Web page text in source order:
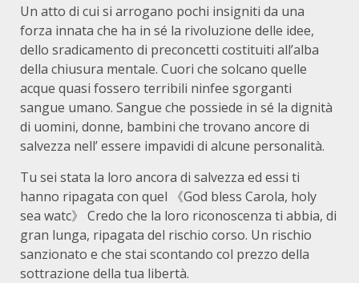
Un atto di cui si arrogano pochi insigniti da una
forza innata che ha in sé la rivoluzione delle idee,
dello sradicamento di preconcetti costituiti all’alba
della chiusura mentale. Cuori che solcano quelle
acque quasi fossero terribili ninfee sgorganti
sangue umano. Sangue che possiede in sé la dignità
di uomini, donne, bambini che trovano ancore di
salvezza nell’ essere impavidi di alcune personalità.
Tu sei stata la loro ancora di salvezza ed essi ti
hanno ripagata con quel 《God bless Carola, holy
sea watc》 Credo che la loro riconoscenza ti abbia, di
gran lunga, ripagata del rischio corso. Un rischio
sanzionato e che stai scontando col prezzo della
sottrazione della tua libertà.